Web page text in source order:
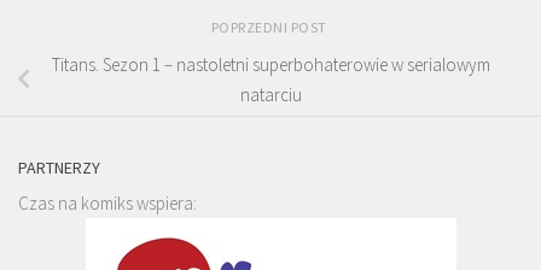
POPRZEDNI POST
Titans. Sezon 1 – nastoletni superbohaterowie w serialowym
natarciu
PARTNERZY
Czas na komiks wspiera: